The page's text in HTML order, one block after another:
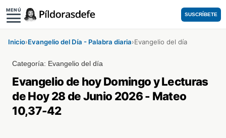
MENÚ
SUSCRÍBETE
Inicio›Evangelio del Día - Palabra diaria›Evangelio del día
Categoría: Evangelio del día
Evangelio de hoy Domingo y Lecturas
de Hoy 28 de Junio 2026 - Mateo
10,37-42